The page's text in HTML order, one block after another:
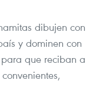
dibujen con
y dominen con
que reciban a